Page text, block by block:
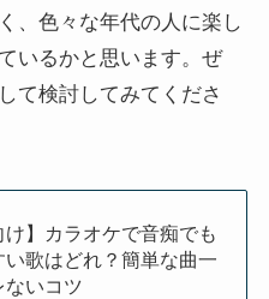
、色々な年代の人に楽し
いるかと思います。ぜ
て検討してみてくださ
け】カラオケで音痴でも
い歌はどれ？簡単な曲一
ないコツ